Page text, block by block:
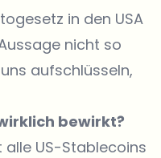
in den USA
nicht so
aufschlüsseln,
bewirkt?
alle US-Stablecoins